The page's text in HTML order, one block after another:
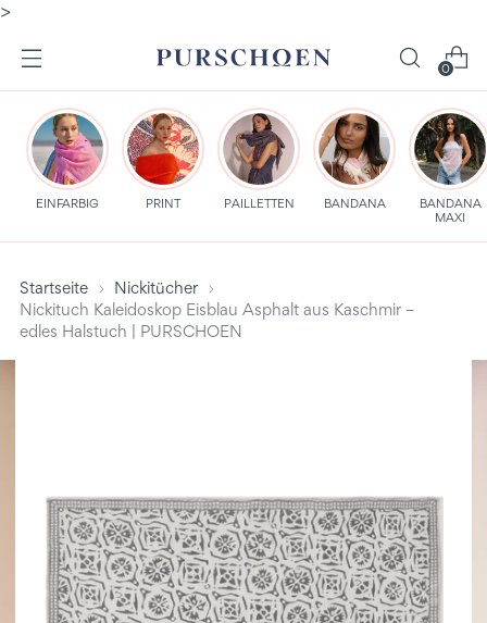
>
0
EINFARBIG PRINT PAILLETTEN BANDANA
BANDANA
MAXI
Startseite
Nickitücher
Nickituch Kaleidoskop Eisblau Asphalt aus Kaschmir –
edles Halstuch | PURSCHOEN